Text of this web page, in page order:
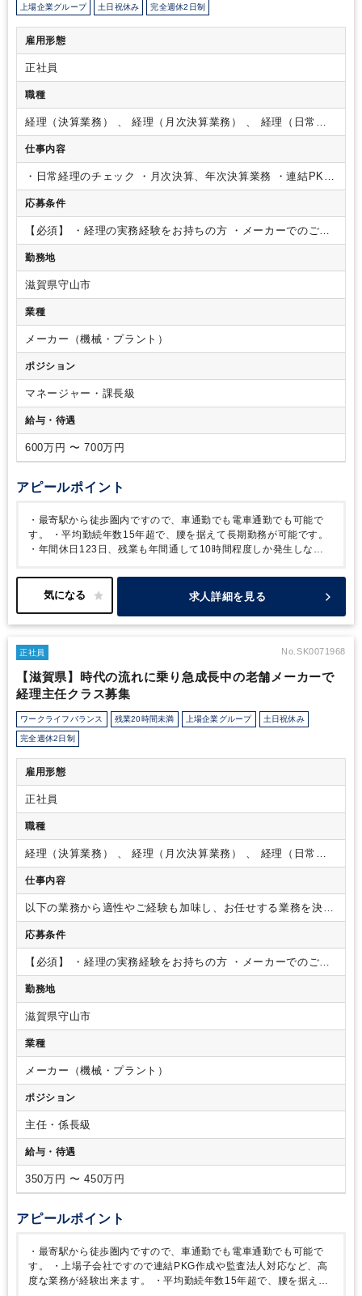
上場企業グループ 土日祝休み 完全週休2日制
雇用形態
正社員
職種
経理（決算業務） 、 経理（月次決算業務） 、 経理（日常業
務）
仕事内容
・日常経理のチェック ・月次決算、年次決算業務 ・連結PKG
作成・その他総務人事など管理部門の統括
応募条件
【必須】 ・経理の実務経験をお持ちの方 ・メーカーでのご経
験がある方【歓迎】・日商簿記2級をお持ちの方・税務申告
のご経験がある方
準が分かる方）
勤務地
滋賀県守山市
業種
メーカー（機械・プラント）
ポジション
マネージャー・課長級
給与・待遇
600万円 〜 700万円
アピールポイント
・最寄駅から徒歩圏内ですので、車通勤でも電車通勤でも可能で
す。
・平均勤続年数15年超で、腰を据えて長期勤務が可能です。
・年間休日123日、残業も年間通して10時間程度しか発生しない
求人詳細を見る
正社員 No.SK0071968
【滋賀県】時代の流れに乗り急成長中の老舗メーカーで
経理主任クラス募集
ワークライフバランス 残業20時間未満 上場企業グループ 土日祝休み
完全週休2日制
雇用形態
正社員
職種
経理（決算業務） 、 経理（月次決算業務） 、 経理（日常業
務）
仕事内容
以下の業務から適性やご経験も加味し、お任せする業務を決め
ます。・月次決算及び年次決算等、財務会計全般・税務申告
・原価管理（可能であれば）など
応募条件
【必須】 ・経理の実務経験をお持ちの方 ・メーカーでのご経
験がある方【歓迎】・日商簿記2級をお持ちの方・税務申告
のご経験がある方
準が分かる方）
勤務地
滋賀県守山市
業種
メーカー（機械・プラント）
ポジション
主任・係長級
給与・待遇
350万円 〜 450万円
アピールポイント
・最寄駅から徒歩圏内ですので、車通勤でも電車通勤でも可能で
す。
・上場子会社ですので連結PKG作成や監査法人対応など、高
度な業務が経験出来ます。
・平均勤続年数15年超で、腰を据えて